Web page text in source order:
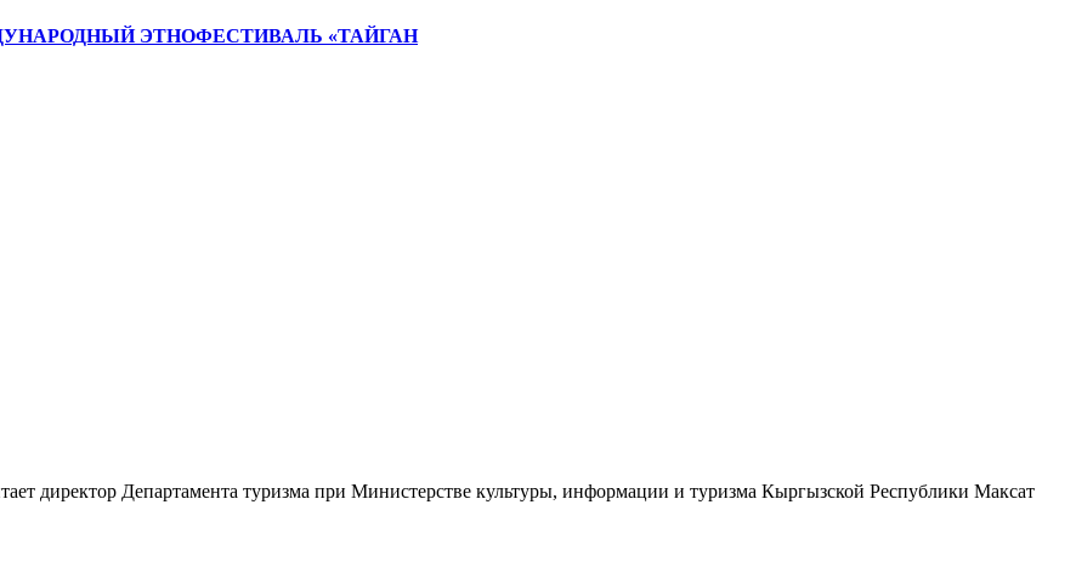
ЭТНОФЕСТИВАЛЬ «ТАЙГАН
директор Департамента туризма при Министерстве культуры, информации и туризма Кыргызской Республики Максат